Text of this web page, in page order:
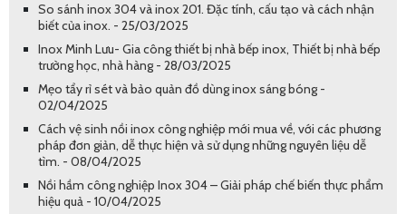
So sánh inox 304 và inox 201. Đặc tính, cấu tạo và cách nhận
biết của inox. - 25/03/2025
Inox Minh Lưu- Gia công thiết bị nhà bếp inox, Thiết bị nhà bếp
trường học, nhà hàng - 28/03/2025
Mẹo tẩy rỉ sét và bảo quản đồ dùng inox sáng bóng -
02/04/2025
Cách vệ sinh nồi inox công nghiệp mới mua về, với các phương
pháp đơn giản, dễ thực hiện và sử dụng những nguyên liệu dễ
tìm. - 08/04/2025
Nồi hầm công nghiệp Inox 304 – Giải pháp chế biến thực phẩm
hiệu quả - 10/04/2025